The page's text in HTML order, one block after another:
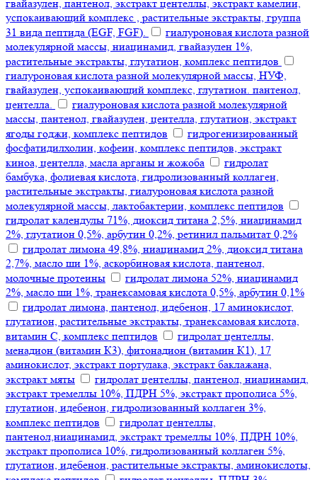
гвайазулен, пантенол, экстракт центеллы, экстракт камелии,
успокаивающий комплекс , растительные экстракты, группа
31 вида пептида (EGF, FGF).
гиалуроновая кислота разной
молекулярной массы, ниацинамид, гвайазулен 1%,
растительные экстракты, глутатион, комплекс пептидов
гиалуроновая кислота разной молекулярной массы, НУФ,
гвайазулен, успокаивающий комплекс, глутатион. пантенол,
центелла.
гиалуроновая кислота разной молекулярной
массы, пантенол, гвайазулен, центелла, глутатион, экстракт
ягоды годжи, комплекс пептидов
гидрогенизированный
фосфатидилхолин, кофеин, комплекс пептидов, экстракт
киноа, центелла, масла арганы и жожоба
гидролат
бамбука, фолиевая кислота, гидролизованный коллаген,
растительные экстракты, гиалуроновая кислота разной
молекулярной массы, лактобактерии, комплекс пептидов
гидролат календулы 71%, диоксид титана 2,5%, ниацинамид
2%, глутатион 0,5%, арбутин 0,2%, ретинил пальмитат 0,2%
гидролат лимона 49,8%, ниацинамид 2%, диоксид титана
2,7%, масло ши 1%, аскорбиновая кислота, пантенол,
молочные протеины
гидролат лимона 52%, ниацинамид
2%, масло ши 1%, транексамовая кислота 0,5%, арбутин 0,1%
гидролат лимона, пантенол, идебенон, 17 аминокислот,
глутатион, растительные экстракты, транексамовая кислота,
витамин С, комплекс пептидов
гидролат центеллы,
менадион (витамин К3), фитонадион (витамин К1), 17
аминокислот, экстракт портулака, экстракт баклажана,
экстракт мяты
гидролат центеллы, пантенол, ниацинамид,
экстракт тремеллы 10%, ПДРН 5%, экстракт прополиса 5%,
глутатион, идебенон, гидролизованный коллаген 3%,
комплекс пептидов
гидролат центеллы,
пантенол,ниацинамид, экстракт тремеллы 10%, ПДРН 10%,
экстракт прополиса 10%, гидролизованный коллаген 5%,
глутатион, идебенон, растительные экстракты, аминокислоты,